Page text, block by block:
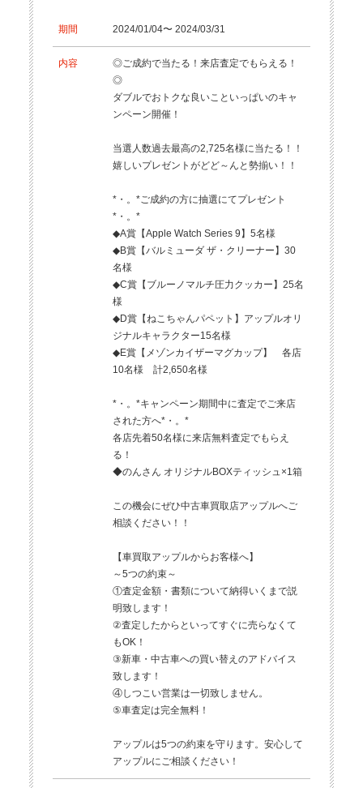
期間 2024/01/04〜 2024/03/31
内容
◎ご成約で当たる！来店査定でもらえる！
◎
ダブルでおトクな良いこといっぱいのキャ
ンペーン開催！
当選人数過去最高の2,725名様に当たる！！
嬉しいプレゼントがどど～んと勢揃い！！
*・。*ご成約の方に抽選にてプレゼント
*・。*
◆A賞【Apple Watch Series 9】5名様
◆B賞【バルミューダ ザ・クリーナー】30
名様
◆C賞【ブルーノマルチ圧力クッカー】25名
様
◆D賞【ねこちゃんパペット】アップルオリ
ジナルキャラクター15名様
◆E賞【メゾンカイザーマグカップ】 各店
10名様 計2,650名様
*・。*キャンペーン期間中に査定でご来店
された方へ*・。*
各店先着50名様に来店無料査定でもらえ
る！
◆のんさん オリジナルBOXティッシュ×1箱
この機会にぜひ中古車買取店アップルへご
相談ください！！
【車買取アップルからお客様へ】
～5つの約束～
①査定金額・書類について納得いくまで説
明致します！
②査定したからといってすぐに売らなくて
もOK！
③新車・中古車への買い替えのアドバイス
致します！
④しつこい営業は一切致しません。
⑤車査定は完全無料！
アップルは5つの約束を守ります。安心して
アップルにご相談ください！